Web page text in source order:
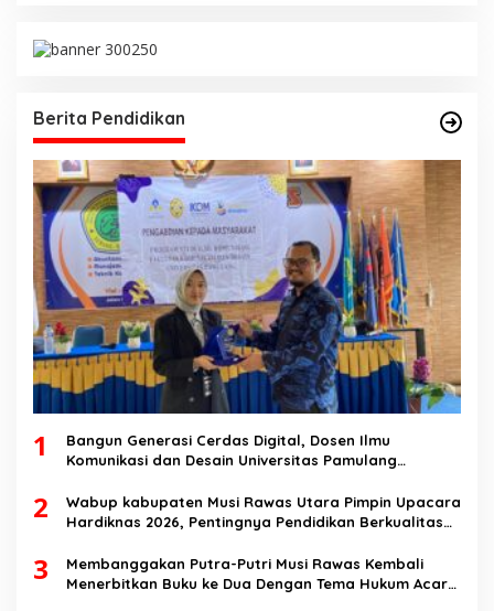
Berita Pendidikan
1
Bangun Generasi Cerdas Digital, Dosen Ilmu
Komunikasi dan Desain Universitas Pamulang
Speech di SMK Ikhlas Jawilan
2
Wabup kabupaten Musi Rawas Utara Pimpin Upacara
Hardiknas 2026, Pentingnya Pendidikan Berkualitas
3
Membanggakan Putra-Putri Musi Rawas Kembali
Menerbitkan Buku ke Dua Dengan Tema Hukum Acara